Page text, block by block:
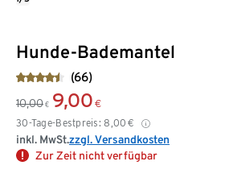
Hunde-Bademantel
(66)
10,00 € 9,00 €
30-Tage-Bestpreis: 8,00 €
inkl. MwSt.zzgl. Versandkosten
Zur Zeit nicht verfügbar